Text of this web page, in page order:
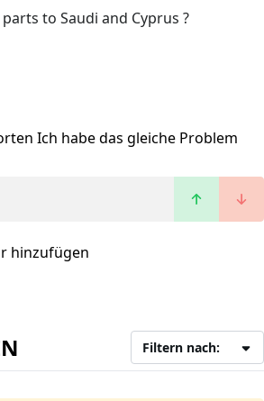
to Saudi and Cyprus ?
Ich habe das gleiche Problem
hinzufügen
Filtern nach: